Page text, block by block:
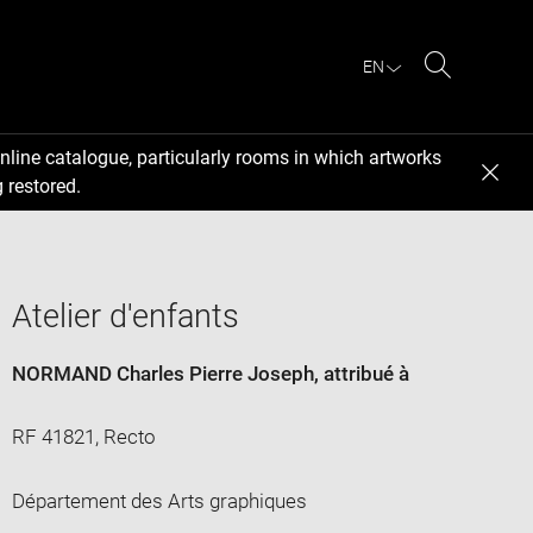
EN
catalogue, particularly rooms in which artworks
restored.
Atelier d'enfants
NORMAND Charles Pierre Joseph, attribué à
RF 41821, Recto
Département des Arts graphiques